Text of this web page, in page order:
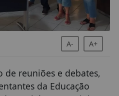
A- A+
reuniões e debates,
da Educação